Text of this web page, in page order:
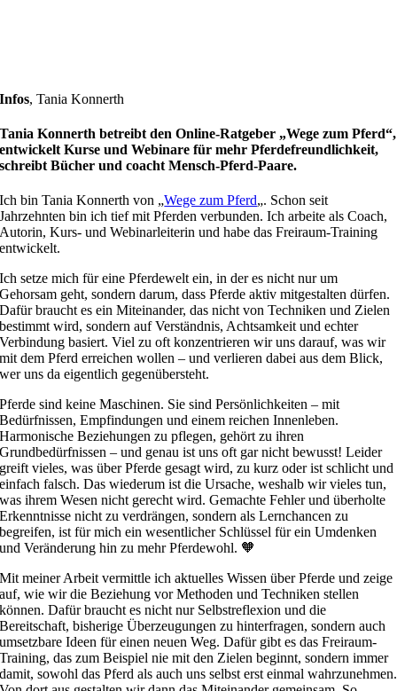
Infos,Tania Konnerth
Tania Konnerth betreibt den Online-Ratgeber „Wege zum Pferd“,
entwickelt Kurse und Webinare für mehr Pferdefreundlichkeit,
schreibt Bücher und coacht Mensch-Pferd-Paare.
Ich bin Tania Konnerth von „Wege zum Pferd„. Schon seit
Jahrzehnten bin ich tief mit Pferden verbunden. Ich arbeite als Coach,
Autorin, Kurs- und Webinarleiterin und habe das Freiraum-Training
entwickelt.
Ich setze mich für eine Pferdewelt ein, in der es nicht nur um
Gehorsam geht, sondern darum, dass Pferde aktiv mitgestalten dürfen.
Dafür braucht es ein Miteinander, das nicht von Techniken und Zielen
bestimmt wird, sondern auf Verständnis, Achtsamkeit und echter
Verbindung basiert. Viel zu oft konzentrieren wir uns darauf, was wir
mit dem Pferd erreichen wollen – und verlieren dabei aus dem Blick,
wer uns da eigentlich gegenübersteht.
Pferde sind keine Maschinen. Sie sind Persönlichkeiten – mit
Bedürfnissen, Empfindungen und einem reichen Innenleben.
Harmonische Beziehungen zu pflegen, gehört zu ihren
Grundbedürfnissen – und genau ist uns oft gar nicht bewusst! Leider
greift vieles, was über Pferde gesagt wird, zu kurz oder ist schlicht und
einfach falsch. Das wiederum ist die Ursache, weshalb wir vieles tun,
was ihrem Wesen nicht gerecht wird. Gemachte Fehler und überholte
Erkenntnisse nicht zu verdrängen, sondern als Lernchancen zu
begreifen, ist für mich ein wesentlicher Schlüssel für ein Umdenken
und Veränderung hin zu mehr Pferdewohl. 🧡
Mit meiner Arbeit vermittle ich aktuelles Wissen über Pferde und zeige
auf, wie wir die Beziehung vor Methoden und Techniken stellen
können. Dafür braucht es nicht nur Selbstreflexion und die
Bereitschaft, bisherige Überzeugungen zu hinterfragen, sondern auch
umsetzbare Ideen für einen neuen Weg. Dafür gibt es das Freiraum-
Training, das zum Beispiel nie mit den Zielen beginnt, sondern immer
damit, sowohl das Pferd als auch uns selbst erst einmal wahrzunehmen.